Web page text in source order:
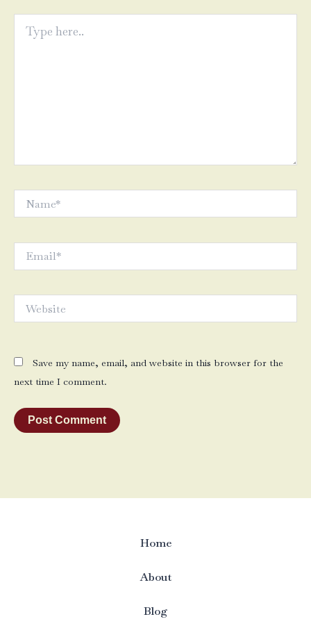
here..
Save my name, email, and website in this browser for the
next time I comment.
Home
About
Blog